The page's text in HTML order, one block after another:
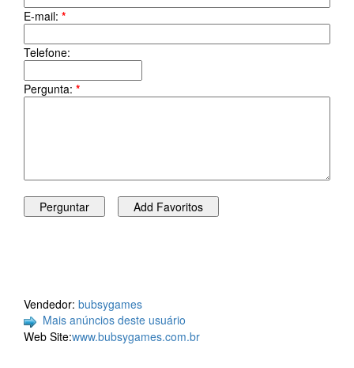
E-mail: *
Telefone:
Pergunta: *
Vendedor: bubsygames
Mais anúncios deste usuário
Web Site:www.bubsygames.com.br